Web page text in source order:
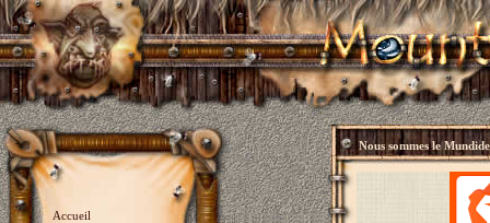
Accueil
Nous sommes le